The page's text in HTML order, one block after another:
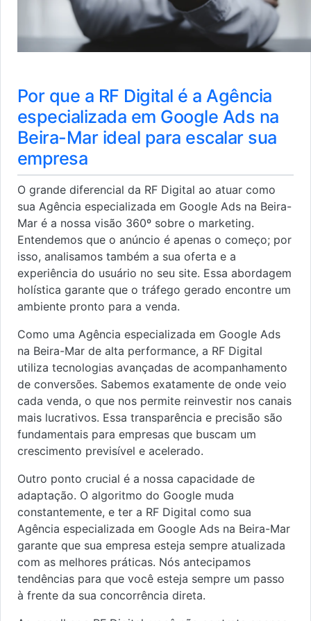
Por que a RF Digital é a Agência
especializada em Google Ads na
Beira-Mar ideal para escalar sua
empresa
O grande diferencial da RF Digital ao atuar como
sua Agência especializada em Google Ads na Beira-
Mar é a nossa visão 360º sobre o marketing.
Entendemos que o anúncio é apenas o começo; por
isso, analisamos também a sua oferta e a
experiência do usuário no seu site. Essa abordagem
holística garante que o tráfego gerado encontre um
ambiente pronto para a venda.
Como uma Agência especializada em Google Ads
na Beira-Mar de alta performance, a RF Digital
utiliza tecnologias avançadas de acompanhamento
de conversões. Sabemos exatamente de onde veio
cada venda, o que nos permite reinvestir nos canais
mais lucrativos. Essa transparência e precisão são
fundamentais para empresas que buscam um
crescimento previsível e acelerado.
Outro ponto crucial é a nossa capacidade de
adaptação. O algoritmo do Google muda
constantemente, e ter a RF Digital como sua
Agência especializada em Google Ads na Beira-Mar
garante que sua empresa esteja sempre atualizada
com as melhores práticas. Nós antecipamos
tendências para que você esteja sempre um passo
à frente da sua concorrência direta.